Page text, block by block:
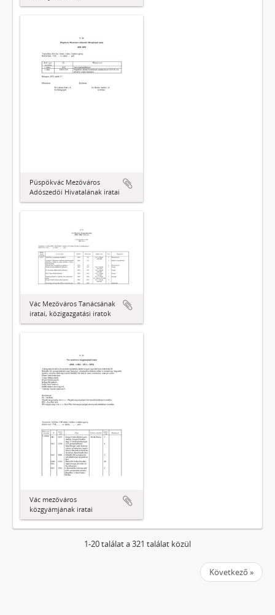
Püspökvác Mezőváros
Adószedői Hivatalának iratai
Vác Mezőváros Tanácsának
iratai, közigazgatási iratok
Vác mezőváros
közgyámjának iratai
1-20 találat a 321 találat közül
Következő »